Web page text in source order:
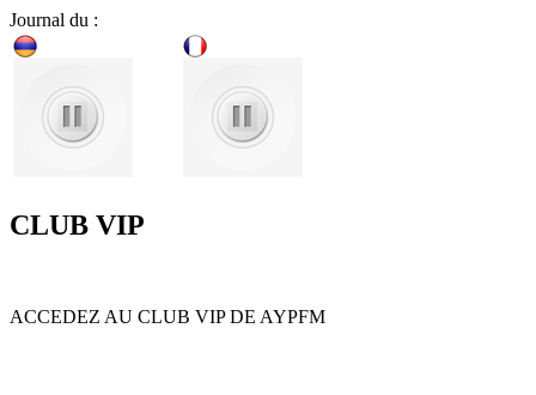
Journal du :
CLUB VIP
ACCEDEZ AU CLUB VIP DE AYPFM